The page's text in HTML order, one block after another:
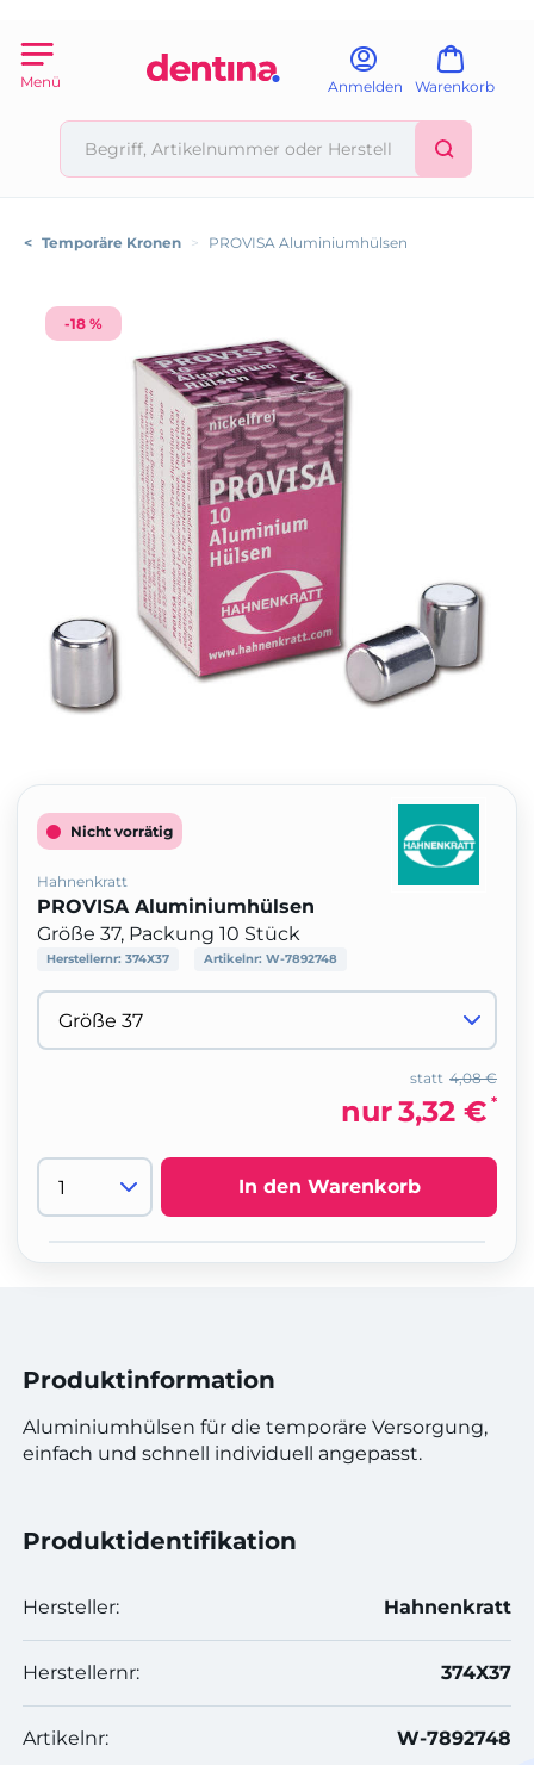
Menü Anmelden Warenkorb
< Temporäre Kronen > PROVISA Aluminiumhülsen
-18 %
Nicht vorrätig
Hahnenkratt
PROVISA Aluminiumhülsen
Größe 37, Packung 10 Stück
Herstellernr: 374X37 Artikelnr: W-7892748
4,08 €
statt
nur3,32 € *
In den Warenkorb
Produktinformation
Aluminiumhülsen für die temporäre Versorgung,
einfach und schnell individuell angepasst.
Produktidentifikation
Hersteller: Hahnenkratt
Herstellernr: 374X37
Artikelnr: W-7892748